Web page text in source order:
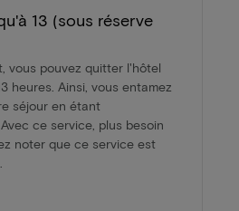
13 (sous réserve
vous pouvez quitter l'hôtel
heures. Ainsi, vous entamez
séjour en étant
ce service, plus besoin
noter que ce service est